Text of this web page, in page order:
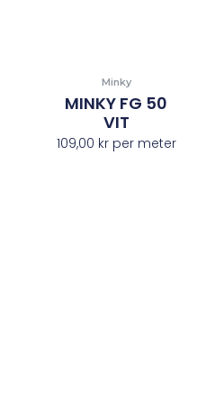
Minky
MINKY FG 50
VIT
109,00 krper meter